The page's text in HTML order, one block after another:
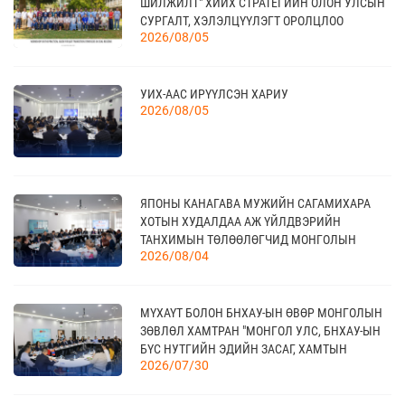
09 сар
САЛБАРЫН ОЛОН УЛСЫН ҮЗЭСГЭЛЭН
20
09 сар
КАНАД УЛС - ТОРОНТО ХОТЫН БИЗНЕС АЯЛАЛ
21
10 сар
TEX+ VISION KOREA
04
11 сар
ҮЗЭСГЭЛЭН
ШИЛЖИЛТ" ХИЙХ СТРАТЕГИЙН ОЛОН УЛСЫН
СУРГАЛТ, ХЭЛЭЛЦҮҮЛЭГТ ОРОЛЦЛОО
2026/08/05
УИХ-ААС ИРҮҮЛСЭН ХАРИУ
2026/08/05
ЯПОНЫ КАНАГАВА МУЖИЙН САГАМИХАРА
ХОТЫН ХУДАЛДАА АЖ ҮЙЛДВЭРИЙН
ТАНХИМЫН ТӨЛӨӨЛӨГЧИД МОНГОЛЫН
ҮНДЭСНИЙ ХУДАЛДАА АЖ ҮЙЛДВЭРИЙН
2026/08/04
МҮХАҮТ БОЛОН БНХАУ-ЫН ӨВӨР МОНГОЛЫН
ЗӨВЛӨЛ ХАМТРАН "МОНГОЛ УЛС, БНХАУ-ЫН
БҮС НУТГИЙН ЭДИЙН ЗАСАГ, ХАМТЫН
АЖИЛЛАГААНЫ УУЛЗАЛТ"-ЫГ ЗОХИОН
2026/07/30